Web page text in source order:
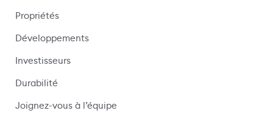
Propriétés
Développements
Investisseurs
Durabilité
Joignez-vous à l’équipe